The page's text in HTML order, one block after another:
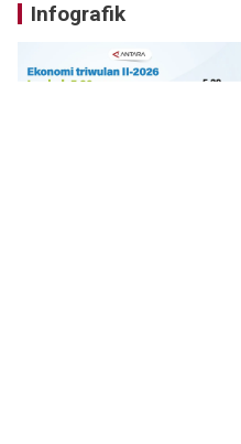
Infografik